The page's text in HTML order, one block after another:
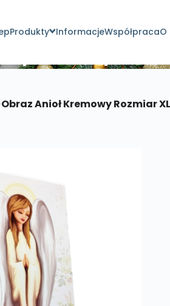
Produkty InformacjeWspółpracaO
Obraz Anioł Kremowy Rozmiar XL